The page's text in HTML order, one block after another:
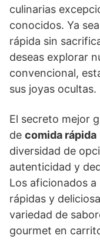
culinarias
conocidos. Ya
rápida sin
deseas explorar
convencional,
sus joyas ocultas.
El secreto mejor
de comida rápida
diversidad de
autenticidad y
Los aficionados a
rápidas y
variedad de
gourmet en